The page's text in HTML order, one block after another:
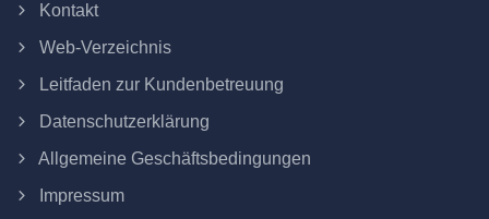
Kontakt
Web-Verzeichnis
Leitfaden zur Kundenbetreuung
Datenschutzerklärung
Allgemeine Geschäftsbedingungen
Impressum